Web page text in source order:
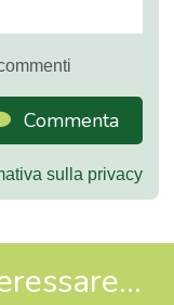
Commenta
sulla privacy